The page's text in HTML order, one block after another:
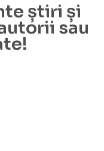
știri și
sau